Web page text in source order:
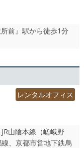
前』駅から徒歩1分
レンタルオフィス
山陰本線（嵯峨野
、京都市営地下鉄烏